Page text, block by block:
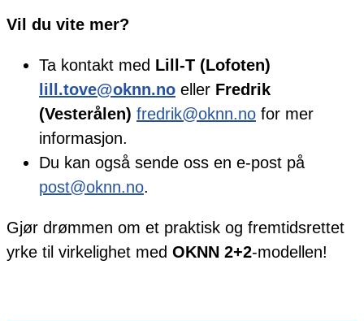
Vil du vite mer?
Ta kontakt med Lill-T (Lofoten)
lill.tove@oknn.no eller Fredrik
(Vesterålen) fredrik@oknn.no for mer
informasjon.
Du kan også sende oss en e-post på
post@oknn.no.
Gjør drømmen om et praktisk og fremtidsrettet
yrke til virkelighet med OKNN 2+2-modellen!